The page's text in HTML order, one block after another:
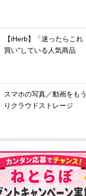
【iHerb】「迷ったらこ
買い"している人気商品
スマホの写真／動画をも
りクラウドストレージ